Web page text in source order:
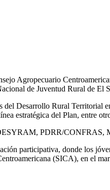
Agropecuario
de Juventud Rural de El
del Desarrollo Rural
estratégica del Plan, entre
PDRR/
participativa, donde los
(SICA), en el